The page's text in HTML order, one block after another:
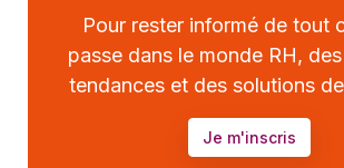
Pour rester informé de tout
passe dans le monde RH,
tendances et des solutions
Je m'inscris